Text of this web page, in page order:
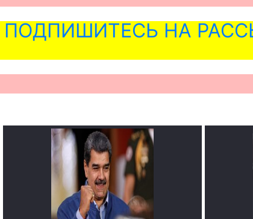
ПОДПИШИТЕСЬ НА